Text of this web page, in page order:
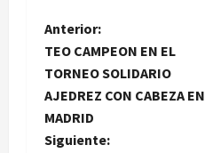
N
a
v
Anterior:
TEO CAMPEON EN EL
TORNEO SOLIDARIO
AJEDREZ CON CABEZA EN
MADRID
Siguiente: